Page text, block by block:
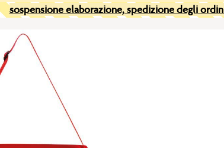
sospensione elaborazione, spedizione degli